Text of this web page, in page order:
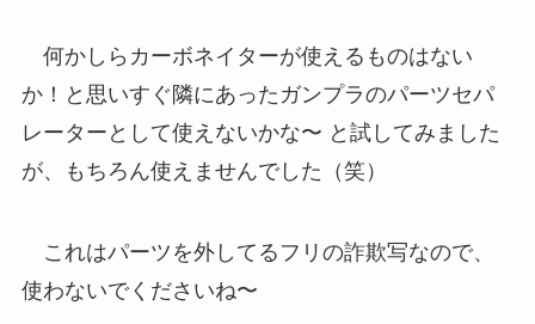
何かしらカーボネイターが使えるものはない
か！と思いすぐ隣にあったガンプラのパーツセパ
レーターとして使えないかな〜 と試してみました
が、もちろん使えませんでした（笑）
これはパーツを外してるフリの詐欺写なので、
使わないでくださいね〜